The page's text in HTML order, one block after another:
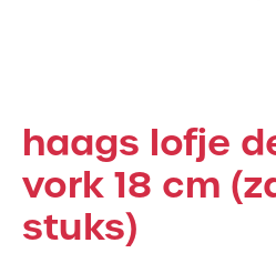
haags lofje
vork 18 cm
stuks)